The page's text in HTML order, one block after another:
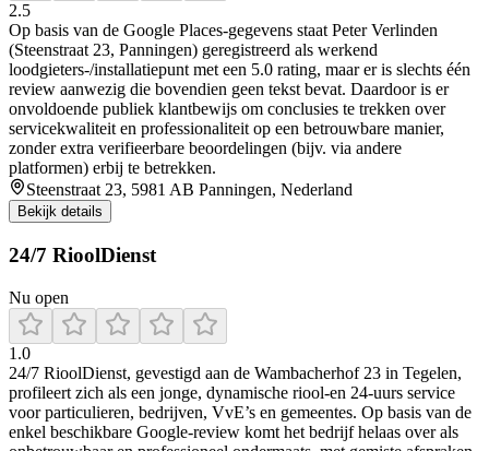
2.5
Op basis van de Google Places-gegevens staat Peter Verlinden
(Steenstraat 23, Panningen) geregistreerd als werkend
loodgieters-/installatiepunt met een 5.0 rating, maar er is slechts één
review aanwezig die bovendien geen tekst bevat. Daardoor is er
onvoldoende publiek klantbewijs om conclusies te trekken over
servicekwaliteit en professionaliteit op een betrouwbare manier,
zonder extra verifieerbare beoordelingen (bijv. via andere
platformen) erbij te betrekken.
Steenstraat 23, 5981 AB Panningen, Nederland
Bekijk details
24/7 RioolDienst
Nu open
1.0
24/7 RioolDienst, gevestigd aan de Wambacherhof 23 in Tegelen,
profileert zich als een jonge, dynamische riool‑en 24‑uurs service
voor particulieren, bedrijven, VvE’s en gemeentes. Op basis van de
enkel beschikbare Google‑review komt het bedrijf helaas over als